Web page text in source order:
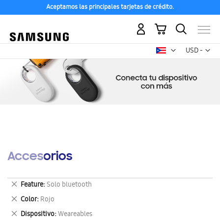
Aceptamos las principales tarjetas de crédito.
USD -
dólar
Mi carrito
Accesorios
Feature Solo bluetooth
Eliminar
este
artículo
Color Rojo
Eliminar
este
Dispositivo Weareables
Eliminar